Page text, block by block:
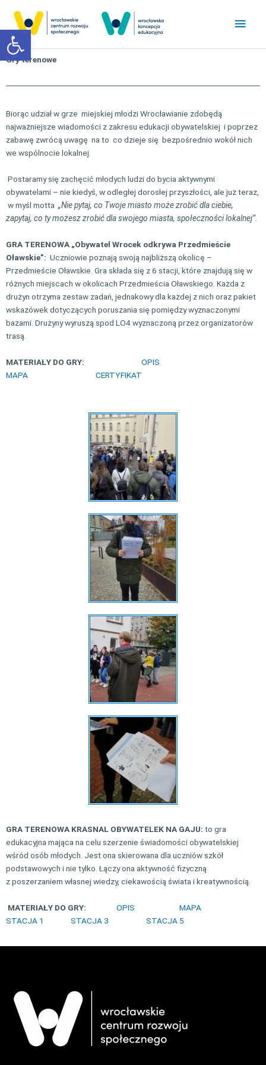
Otwórz pasek narzędzi
treści
Gry terenowe
Biorąc udział w grze miejskiej młodzi Wrocławianie zdobędą
najważniejsze wiadomości z zakresu edukacji obywatelskiej i poprzez
zabawę zwrócą uwagę na to co dzieje się bezpośrednio wokół nich
we wspólnocie lokalnej.
Postaramy się zachęcić młodych ludzi do bycia aktywnymi
obywatelami – nie kiedyś, w odległej dorosłej przyszłości, ale już teraz,
w myśl motta „Nie pytaj, co Twoje miasto może zrobić dla ciebie,
zapytaj, co ty możesz zrobić dla swojego miasta, społeczności lokalnej”.
GRA TERENOWA „Obywatel Wrocek odkrywa Przedmieście
Oławskie”: Uczniowie poznają swoją najbliższą okolicę –
Przedmieście Oławskie. Gra składa się z 6 stacji, które znajdują się w
różnych miejscach w okolicach Przedmieścia Oławskiego. Każda z
drużyn otrzyma zestaw zadań, jednakowy dla każdej z nich oraz pakiet
wskazówek dotyczących poruszania się pomiędzy wyznaczonymi
bazami. Drużyny wyruszą spod LO4 wyznaczoną przez organizatorów
trasą.
MATERIAŁY DO GRY: OPIS
MAPA
CERTYFIKAT
GRA TERENOWA KRASNAL OBYWATELEK NA GAJU: to gra
edukacyjna mająca na celu szerzenie świadomości obywatelskiej
wśród osób młodych. Jest ona skierowana dla uczniów szkół
podstawowych i nie tylko. Łączy ona aktywność fizyczną
z poszerzaniem własnej wiedzy, ciekawością świata i kreatywnością.
MATERIAŁY DO GRY: OPIS
MAPA
STACJA 1 STACJA 3 STACJA 5